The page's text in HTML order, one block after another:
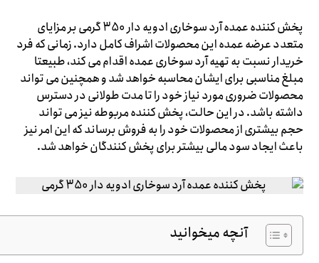
پخش کننده عمده آرد سوخاری ادویه دار 350 گرمی بر مزایای
متعدد عرضه عمده این محصولات اشراف کامل دارد. زمانی که فرد
خریدار نسبت به تهیه آرد سوخاری عمده اقدام می کند، طبیعتا
مبلغ مناسبی برای ایشان محاسبه خواهد شد و همچنین می تواند
محصولات ضروری مورد نیاز خود را تا مدت طولانی در دسترس
داشته باشد. در این حالت، پخش کننده مربوطه نیز می تواند
حجم بیشتری از محصولات خود را به فروش برساند که این امر نیز
باعث ایجاد سود مالی بیشتر برای پخش کنندگان خواهد شد.
آنچه میخوانید